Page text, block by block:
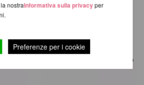
nostraInformativa sulla privacyper
Preferenze per i cookie